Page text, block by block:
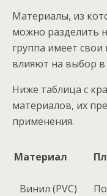
Материалы, из
можно разделить
группа имеет
влияют на выбор в
Ниже таблица с
материалов, их
применения.
Материал
Винил (PVC)